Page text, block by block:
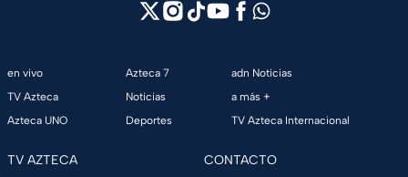
en vivo
TV Azteca
Azteca UNO
Azteca 7
Noticias
Deportes
adn Noticias
a más +
TV Azteca Internacional
TV AZTECA CONTACTO